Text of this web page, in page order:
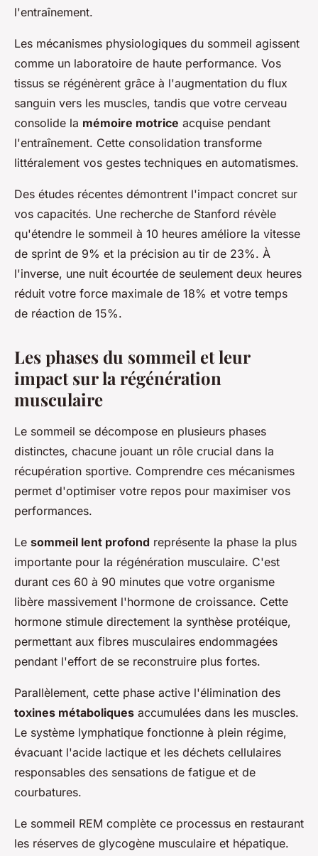
l'entraînement.
Les mécanismes physiologiques du sommeil agissent
comme un laboratoire de haute performance. Vos
tissus se régénèrent grâce à l'augmentation du flux
sanguin vers les muscles, tandis que votre cerveau
consolide la mémoire motrice acquise pendant
l'entraînement. Cette consolidation transforme
littéralement vos gestes techniques en automatismes.
Des études récentes démontrent l'impact concret sur
vos capacités. Une recherche de Stanford révèle
qu'étendre le sommeil à 10 heures améliore la vitesse
de sprint de 9% et la précision au tir de 23%. À
l'inverse, une nuit écourtée de seulement deux heures
réduit votre force maximale de 18% et votre temps
de réaction de 15%.
Les phases du sommeil et leur
impact sur la régénération
musculaire
Le sommeil se décompose en plusieurs phases
distinctes, chacune jouant un rôle crucial dans la
récupération sportive. Comprendre ces mécanismes
permet d'optimiser votre repos pour maximiser vos
performances.
Le sommeil lent profond représente la phase la plus
importante pour la régénération musculaire. C'est
durant ces 60 à 90 minutes que votre organisme
libère massivement l'hormone de croissance. Cette
hormone stimule directement la synthèse protéique,
permettant aux fibres musculaires endommagées
pendant l'effort de se reconstruire plus fortes.
Parallèlement, cette phase active l'élimination des
toxines métaboliques accumulées dans les muscles.
Le système lymphatique fonctionne à plein régime,
évacuant l'acide lactique et les déchets cellulaires
responsables des sensations de fatigue et de
courbatures.
Le sommeil REM complète ce processus en restaurant
les réserves de glycogène musculaire et hépatique.